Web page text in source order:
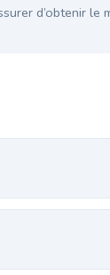
d’obtenir le